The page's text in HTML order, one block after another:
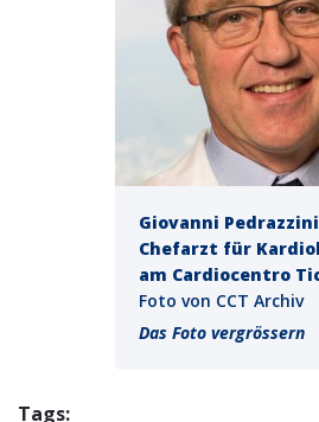
Giovanni
Chefarzt für
am Cardiocentro
Foto von CCT Archiv
Das Foto vergrössern
Tags: